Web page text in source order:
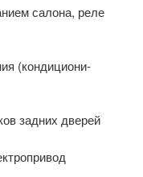
салона, реле
(кондициони­
задних дверей